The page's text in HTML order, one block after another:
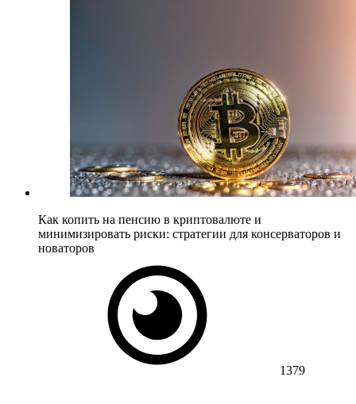
Как копить на пенсию в криптовалюте и
минимизировать риски: стратегии для консерваторов и
новаторов
1379